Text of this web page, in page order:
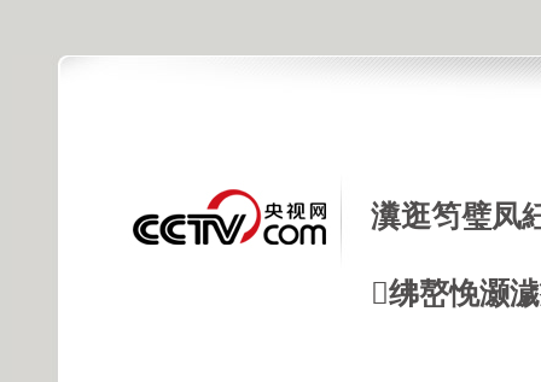
瀵逛笉璧凤
绋嶅悗灏